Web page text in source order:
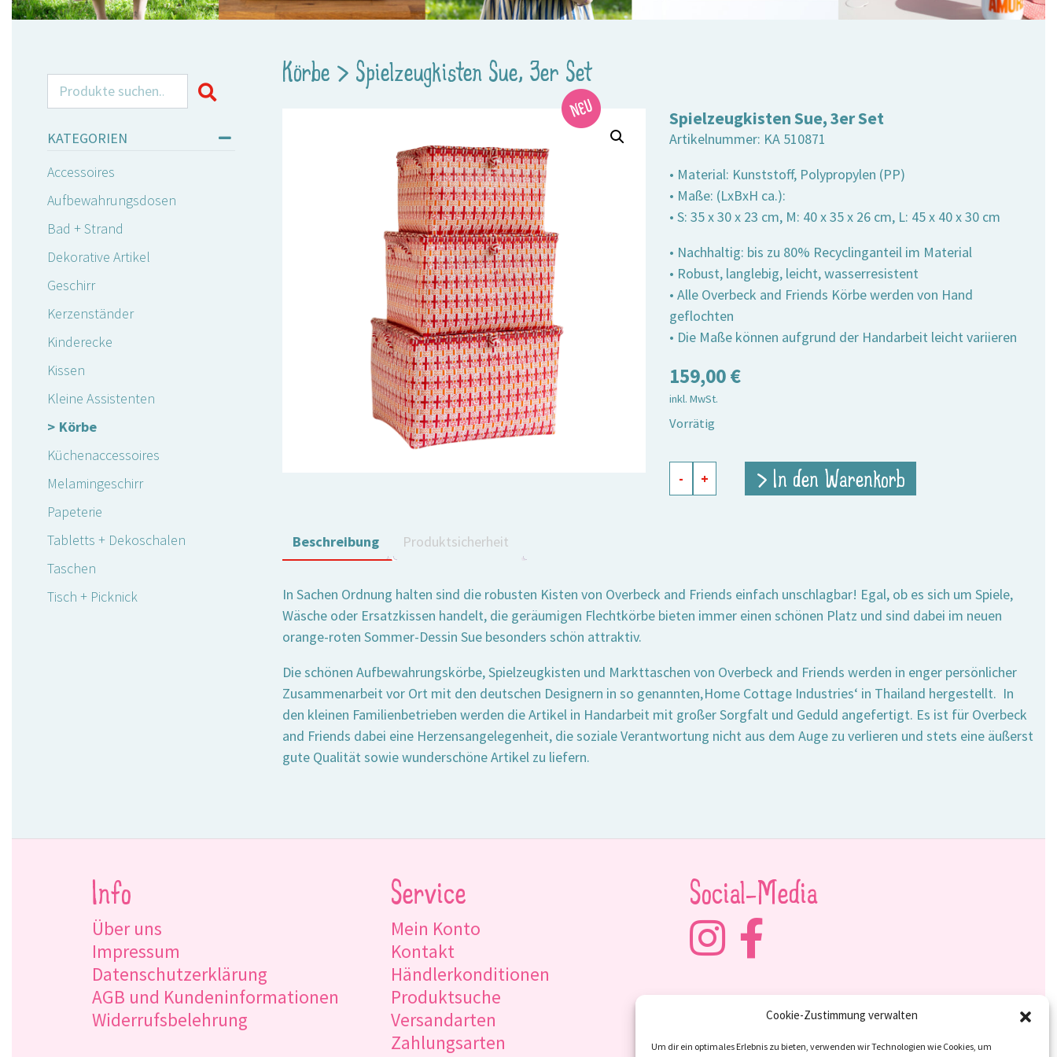
Cookie-Zustimmung verwalten
Um dir ein optimales Erlebnis zu bieten, verwenden wir Technologien wie Cookies, um
Search for:
KATEGORIEN
Accessoires
Aufbewahrungsdosen
Bad + Strand
Dekorative Artikel
Geschirr
Kerzenständer
Kinderecke
Kissen
Kleine Assistenten
Körbe
Küchenaccessoires
Melamingeschirr
Papeterie
Tabletts + Dekoschalen
Taschen
Tisch + Picknick
Körbe > Spielzeugkisten Sue, 3er Set
Spielzeugkisten Sue, 3er Set
Artikelnummer: KA 510871
• Material: Kunststoff, Polypropylen (PP)
• Maße: (LxBxH ca.):
• S: 35 x 30 x 23 cm, M: 40 x 35 x 26 cm, L: 45 x 40 x 30 cm
• Nachhaltig: bis zu 80% Recyclinganteil im Material
• Robust, langlebig, leicht, wasserresistent
• Alle Overbeck and Friends Körbe werden von Hand
geflochten
• Die Maße können aufgrund der Handarbeit leicht variieren
159,00€
inkl. MwSt.
Vorrätig
Spielzeugkisten
Sue,
- + > In den Warenkorb
Beschreibung Produktsicherheit
In Sachen Ordnung halten sind die robusten Kisten von Overbeck and Friends einfach unschlagbar! Egal, ob es sich um Spiele,
Wäsche oder Ersatzkissen handelt, die geräumigen Flechtkörbe bieten immer einen schönen Platz und sind dabei im neuen
orange-roten Sommer-Dessin Sue besonders schön attraktiv.
Die schönen Aufbewahrungskörbe, Spielzeugkisten und Markttaschen von Overbeck and Friends werden in enger persönlicher
Zusammenarbeit vor Ort mit den deutschen Designern in so genannten‚Home Cottage Industries‘ in Thailand hergestellt. In
den kleinen Familienbetrieben werden die Artikel in Handarbeit mit großer Sorgfalt und Geduld angefertigt. Es ist für Overbeck
and Friends dabei eine Herzensangelegenheit, die soziale Verantwortung nicht aus dem Auge zu verlieren und stets eine äußerst
gute Qualität sowie wunderschöne Artikel zu liefern.
Info
Über uns
Impressum
Datenschutzerklärung
AGB und Kundeninformationen
Widerrufsbelehrung
Service
Mein Konto
Kontakt
Händlerkonditionen
Produktsuche
Versandarten
Zahlungsarten
Social-Media